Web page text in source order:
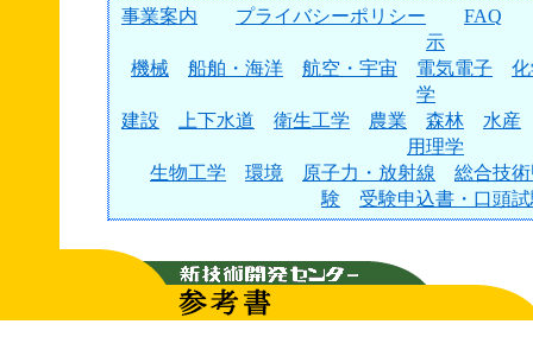
事業案内 プライバシーポリシー
FAQ
示
機械
船舶・海洋 航空・宇宙 電気電子
学
建設
上下水道 衛生工学 農業 森林
水産
用理学
生物工学
環境 原子力・放射線
総合技
験
受験申込書・口頭